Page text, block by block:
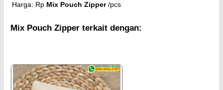
Harga: Rp Mix Pouch Zipper /pcs
Mix Pouch Zipper terkait dengan: